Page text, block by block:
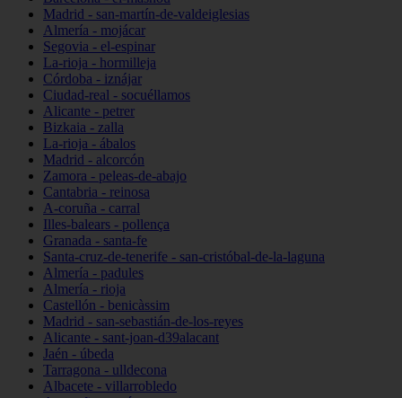
Madrid - san-martín-de-valdeiglesias
Almería - mojácar
Segovia - el-espinar
La-rioja - hormilleja
Córdoba - iznájar
Ciudad-real - socuéllamos
Alicante - petrer
Bizkaia - zalla
La-rioja - ábalos
Madrid - alcorcón
Zamora - peleas-de-abajo
Cantabria - reinosa
A-coruña - carral
Illes-balears - pollença
Granada - santa-fe
Santa-cruz-de-tenerife - san-cristóbal-de-la-laguna
Almería - padules
Almería - rioja
Castellón - benicàssim
Madrid - san-sebastián-de-los-reyes
Alicante - sant-joan-d39alacant
Jaén - úbeda
Tarragona - ulldecona
Albacete - villarrobledo